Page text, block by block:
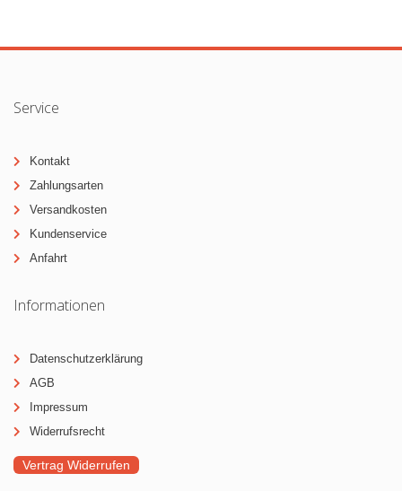
Service
Kontakt
Zahlungsarten
Versandkosten
Kundenservice
Anfahrt
Informationen
Datenschutzerklärung
AGB
Impressum
Widerrufsrecht
Vertrag Widerrufen